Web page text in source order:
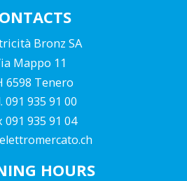
Bronz SA
Mappo 11
6598 Tenero
091 935 91 00
091 935 91 04
HOURS